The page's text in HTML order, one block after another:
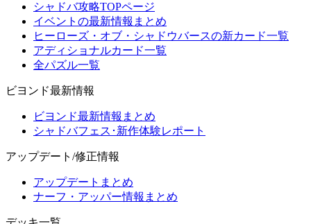
シャドバ攻略TOPページ
イベントの最新情報まとめ
ヒーローズ・オブ・シャドウバースの新カード一覧
アディショナルカード一覧
全パズル一覧
ビヨンド最新情報
ビヨンド最新情報まとめ
シャドバフェス･新作体験レポート
アップデート/修正情報
アップデートまとめ
ナーフ・アッパー情報まとめ